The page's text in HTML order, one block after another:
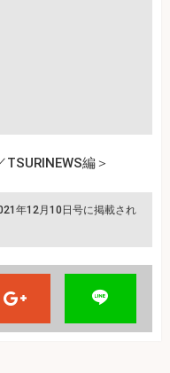
編＞
年12月10日号に掲載され